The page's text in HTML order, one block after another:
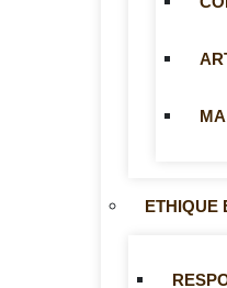
ETHIQUE